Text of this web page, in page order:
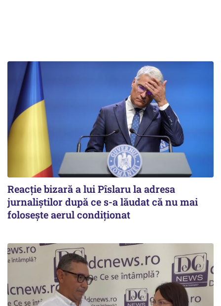
Reacție bizară a lui Pîslaru la adresa
jurnaliștilor după ce s-a lăudat că nu mai
folosește aerul condiționat